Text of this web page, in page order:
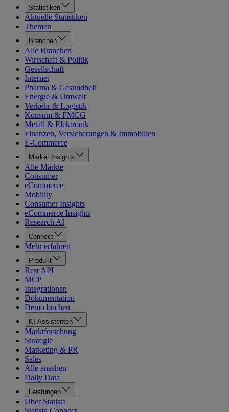
Statistiken
Aktuelle Statistiken
Themen
Branchen
Alle Branchen
Wirtschaft & Politik
Gesellschaft
Internet
Pharma & Gesundheit
Energie & Umwelt
Verkehr & Logistik
Konsum & FMCG
Metall & Elektronik
Finanzen, Versicherungen & Immobilien
E-Commerce
Market Insights
Alle Märkte
Consumer
eCommerce
Mobility
Consumer Insights
eCommerce Insights
Research AI
Connect
Mehr erfahren
Produkt
Rest API
MCP
Integrationen
Dokumentation
Demo buchen
KI-Assistenten
Marktforschung
Strategie
Marketing & PR
Sales
Alle ansehen
Daily Data
Leistungen
Über Statista